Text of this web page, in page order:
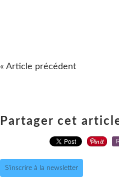
« Article précédent
Partager cet
S'inscrire à la newsletter